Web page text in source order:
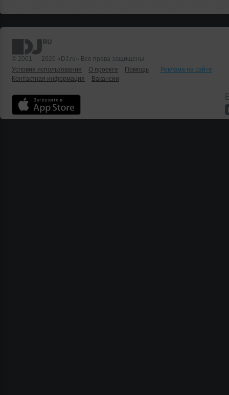
© 2001 — 2026 «DJ.ru» Все права защищены.
Условия использования
О проекте Помощь
Реклама на сайте
Контактная информация
Вакансии